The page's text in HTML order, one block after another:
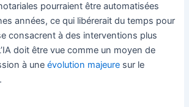
pourraient être automatisées
années, ce qui libérerait du temps pour
consacrent à des interventions plus
doit être vue comme un moyen de
à uneévolution majeure sur le